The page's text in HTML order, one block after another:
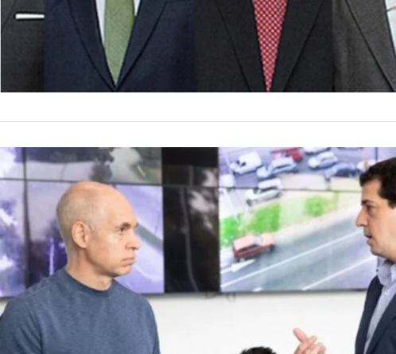
NACIONALES
Ciudad se
fondos
El 26 de abril vencerá el
el Gobierno nacional y el
hubo una reunión entre las
byLa Contracara7 de abril de 2022